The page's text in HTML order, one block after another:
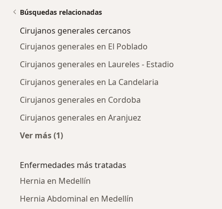
Búsquedas relacionadas
Cirujanos generales cercanos
Cirujanos generales en El Poblado
Cirujanos generales en Laureles - Estadio
Cirujanos generales en La Candelaria
Cirujanos generales en Cordoba
Cirujanos generales en Aranjuez
Ver más (1)
Enfermedades más tratadas
Hernia en Medellín
Hernia Abdominal en Medellín